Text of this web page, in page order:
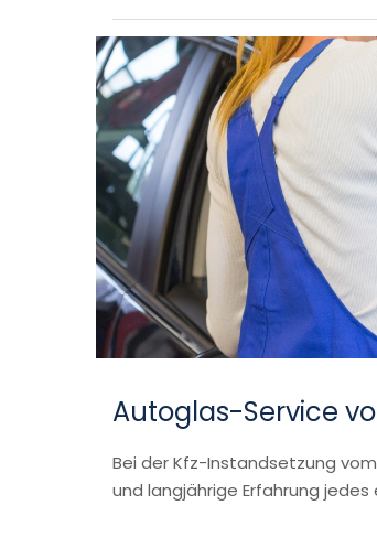
Autoglas-Service
Bei der Kfz-Instandsetzung
und langjährige Erfahrung